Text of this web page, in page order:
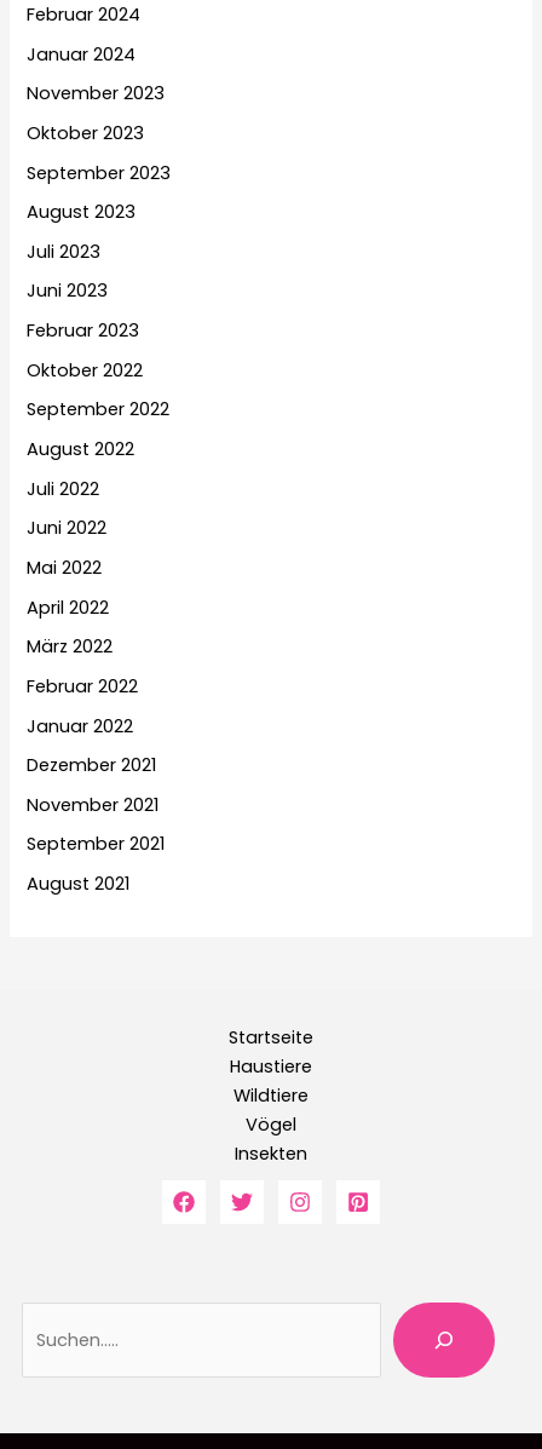
Februar 2024
Januar 2024
November 2023
Oktober 2023
September 2023
August 2023
Juli 2023
Juni 2023
Februar 2023
Oktober 2022
September 2022
August 2022
Juli 2022
Juni 2022
Mai 2022
April 2022
März 2022
Februar 2022
Januar 2022
Dezember 2021
November 2021
September 2021
August 2021
Startseite
Haustiere
Wildtiere
Vögel
Insekten